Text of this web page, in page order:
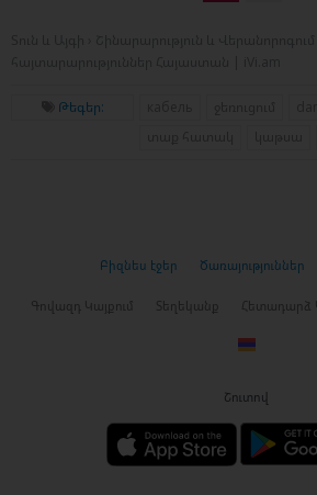
Թեգեր:
Բիզնես էջեր Ծառայություններ
Գովազդ Կայքում Տեղեկանք Հետադարձ
Շուտով